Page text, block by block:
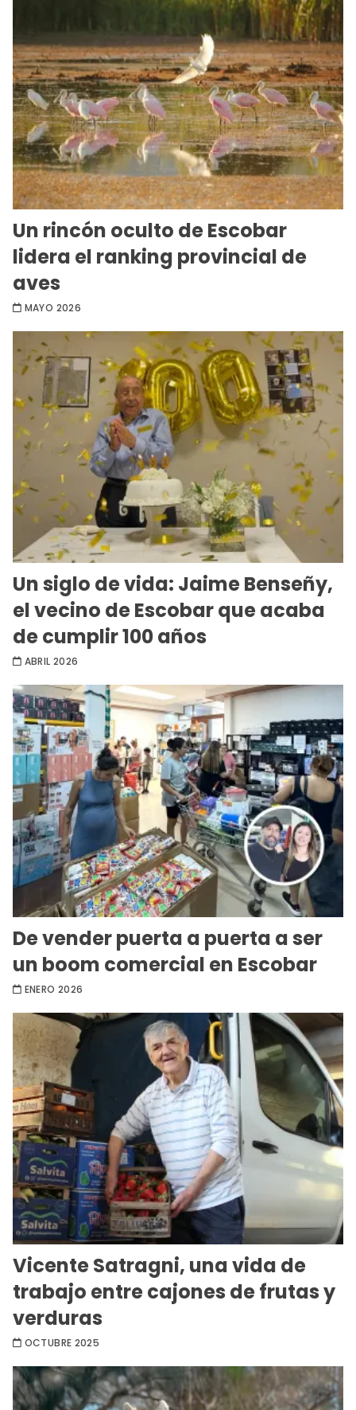
Un rincón oculto de Escobar
lidera el ranking provincial de
aves
MAYO 2026
Un siglo de vida: Jaime Benseñy,
el vecino de Escobar que acaba
de cumplir 100 años
ABRIL 2026
De vender puerta a puerta a ser
un boom comercial en Escobar
ENERO 2026
Vicente Satragni, una vida de
trabajo entre cajones de frutas y
verduras
OCTUBRE 2025